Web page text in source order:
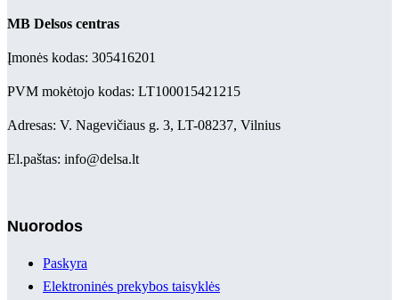
MB Delsos centras
Įmonės kodas: 305416201
PVM mokėtojo kodas: LT100015421215
Adresas: V. Nagevičiaus g. 3, LT-08237, Vilnius
El.paštas: info@delsa.lt
Nuorodos
Paskyra
Elektroninės prekybos taisyklės